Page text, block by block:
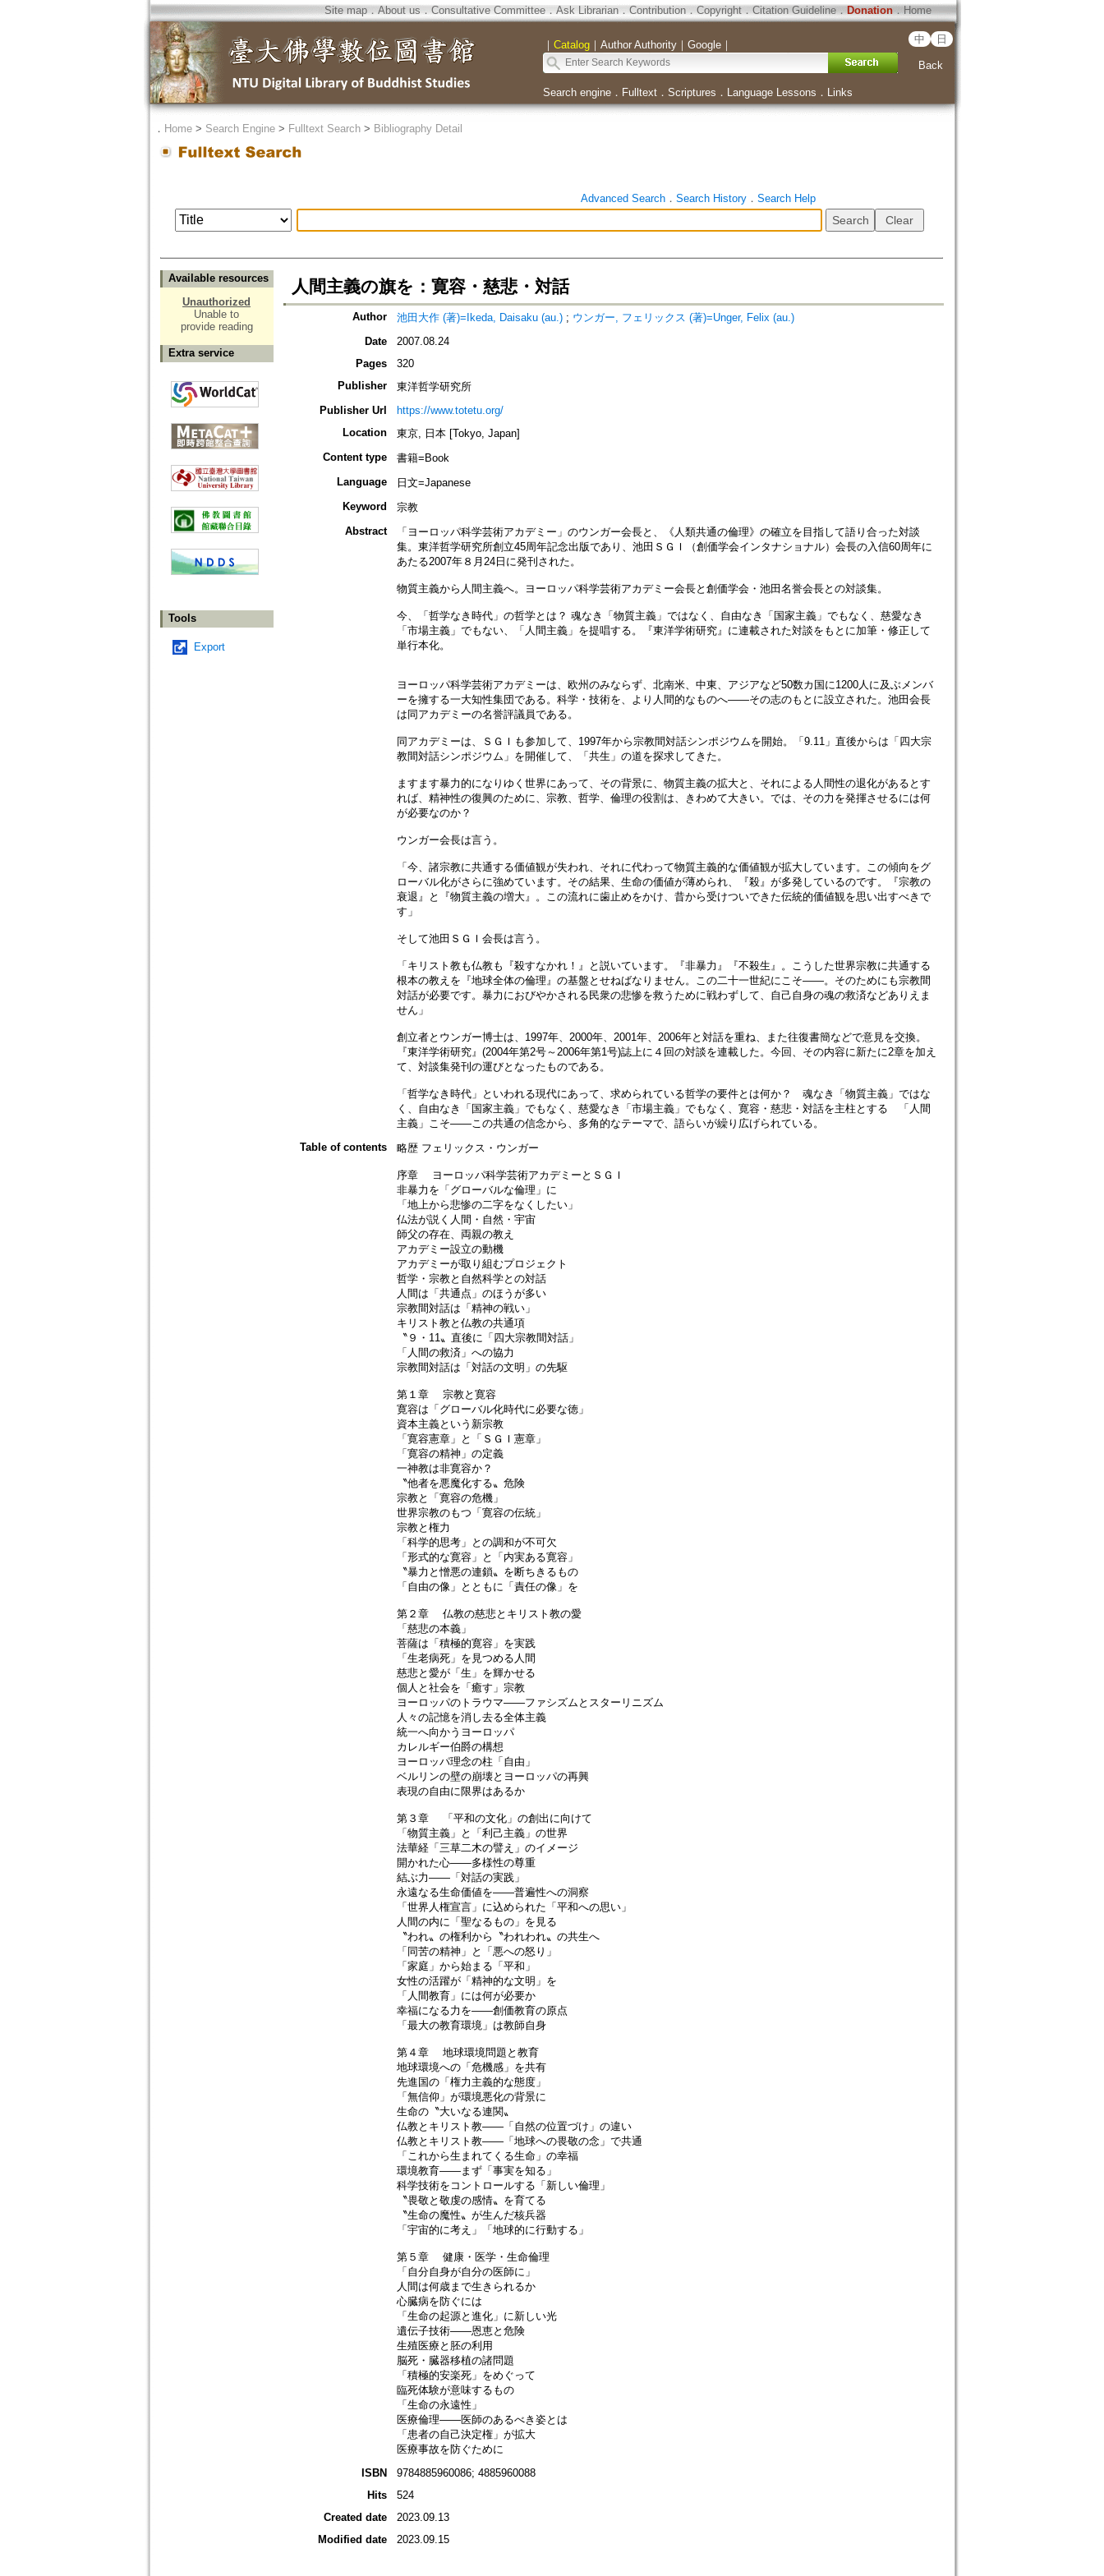
Site map．About us ． Consultative Committee． Ask Librarian． Contribution．Copyright．Citation Guideline． Donation．Home
｜ Catalog｜ Author Authority｜ Google｜ 中 日
Back
Search engine． Fulltext． Scriptures ． Language Lessons ． Links
． Home> Search Engine> Fulltext Search> Bibliography Detail
Advanced Search． Search History． Search Help
Available resources
Unauthorized
Unable to
provide reading
Extra service
Tools
Export
人間主義の旗を：寛容・慈悲・対話
Author 池田大作 (著)=Ikeda, Daisaku (au.); ウンガー, フェリックス (著)=Unger, Felix (au.)
Date
2007.08.24
Pages
320
Publisher
東洋哲学研究所
Publisher Url
https://www.totetu.org/
Location
東京, 日本 [Tokyo, Japan]
Content type
書籍=Book
Language
日文=Japanese
Keyword
宗教
Abstract
「ヨーロッパ科学芸術アカデミー」のウンガー会長と、《人類共通の倫理》の確立を目指して語り合った対談
集。東洋哲学研究所創立45周年記念出版であり、池田ＳＧＩ（創価学会インタナショナル）会長の入信60周年に
あたる2007年８月24日に発刊された。
物質主義から人間主義へ。ヨーロッパ科学芸術アカデミー会長と創価学会・池田名誉会長との対談集。
今、「哲学なき時代」の哲学とは？ 魂なき「物質主義」ではなく、自由なき「国家主義」でもなく、慈愛なき
「市場主義」でもない、「人間主義」を提唱する。『東洋学術研究』に連載された対談をもとに加筆・修正して
単行本化。
ヨーロッパ科学芸術アカデミーは、欧州のみならず、北南米、中東、アジアなど50数カ国に1200人に及ぶメンバ
ーを擁する一大知性集団である。科学・技術を、より人間的なものへ――その志のもとに設立された。池田会長
は同アカデミーの名誉評議員である。
同アカデミーは、ＳＧＩも参加して、1997年から宗教間対話シンポジウムを開始。「9.11」直後からは「四大宗
教間対話シンポジウム」を開催して、「共生」の道を探求してきた。
ますます暴力的になりゆく世界にあって、その背景に、物質主義の拡大と、それによる人間性の退化があるとす
れば、精神性の復興のために、宗教、哲学、倫理の役割は、きわめて大きい。では、その力を発揮させるには何
が必要なのか？
ウンガー会長は言う。
「今、諸宗教に共通する価値観が失われ、それに代わって物質主義的な価値観が拡大しています。この傾向をグ
ローバル化がさらに強めています。その結果、生命の価値が薄められ、『殺』が多発しているのです。『宗教の
衰退』と『物質主義の増大』。この流れに歯止めをかけ、昔から受けついできた伝統的価値観を思い出すべきで
す」
そして池田ＳＧＩ会長は言う。
「キリスト教も仏教も『殺すなかれ！』と説いています。『非暴力』『不殺生』。こうした世界宗教に共通する
根本の教えを『地球全体の倫理』の基盤とせねばなりません。この二十一世紀にこそ――。そのためにも宗教間
対話が必要です。暴力におびやかされる民衆の悲惨を救うために戦わずして、自己自身の魂の救済などありえま
せん」
創立者とウンガー博士は、1997年、2000年、2001年、2006年と対話を重ね、また往復書簡などで意見を交換。
『東洋学術研究』(2004年第2号～2006年第1号)誌上に４回の対談を連載した。今回、その内容に新たに2章を加え
て、対談集発刊の運びとなったものである。
「哲学なき時代」といわれる現代にあって、求められている哲学の要件とは何か？ 魂なき「物質主義」ではな
く、自由なき「国家主義」でもなく、慈愛なき「市場主義」でもなく、寛容・慈悲・対話を主柱とする 「人間
主義」こそ――この共通の信念から、多角的なテーマで、語らいが繰り広げられている。
Table of contents
略歴 フェリックス・ウンガー
序章 ヨーロッパ科学芸術アカデミーとＳＧＩ
非暴力を「グローバルな倫理」に
「地上から悲惨の二字をなくしたい」
仏法が説く人間・自然・宇宙
師父の存在、両親の教え
アカデミー設立の動機
アカデミーが取り組むプロジェクト
哲学・宗教と自然科学との対話
人間は「共通点」のほうが多い
宗教間対話は「精神の戦い」
キリスト教と仏教の共通項
〝９・11〟直後に「四大宗教間対話」
「人間の救済」への協力
宗教間対話は「対話の文明」の先駆
第１章 宗教と寛容
寛容は「グローバル化時代に必要な徳」
資本主義という新宗教
「寛容憲章」と「ＳＧＩ憲章」
「寛容の精神」の定義
一神教は非寛容か？
〝他者を悪魔化する〟危険
宗教と「寛容の危機」
世界宗教のもつ「寛容の伝統」
宗教と権力
「科学的思考」との調和が不可欠
「形式的な寛容」と「内実ある寛容」
〝暴力と憎悪の連鎖〟を断ちきるもの
「自由の像」とともに「責任の像」を
第２章 仏教の慈悲とキリスト教の愛
「慈悲の本義」
菩薩は「積極的寛容」を実践
「生老病死」を見つめる人間
慈悲と愛が「生」を輝かせる
個人と社会を「癒す」宗教
ヨーロッパのトラウマ――ファシズムとスターリニズム
人々の記憶を消し去る全体主義
統一へ向かうヨーロッパ
カレルギー伯爵の構想
ヨーロッパ理念の柱「自由」
ベルリンの壁の崩壊とヨーロッパの再興
表現の自由に限界はあるか
第３章 「平和の文化」の創出に向けて
「物質主義」と「利己主義」の世界
法華経「三草二木の譬え」のイメージ
開かれた心――多様性の尊重
結ぶ力――「対話の実践」
永遠なる生命価値を――普遍性への洞察
「世界人権宣言」に込められた「平和への思い」
人間の内に「聖なるもの」を見る
〝われ〟の権利から〝われわれ〟の共生へ
「同苦の精神」と「悪への怒り」
「家庭」から始まる「平和」
女性の活躍が「精神的な文明」を
「人間教育」には何が必要か
幸福になる力を――創価教育の原点
「最大の教育環境」は教師自身
第４章 地球環境問題と教育
地球環境への「危機感」を共有
先進国の「権力主義的な態度」
「無信仰」が環境悪化の背景に
生命の〝大いなる連関〟
仏教とキリスト教――「自然の位置づけ」の違い
仏教とキリスト教――「地球への畏敬の念」で共通
「これから生まれてくる生命」の幸福
環境教育――まず「事実を知る」
科学技術をコントロールする「新しい倫理」
〝畏敬と敬虔の感情〟を育てる
〝生命の魔性〟が生んだ核兵器
「宇宙的に考え」「地球的に行動する」
第５章 健康・医学・生命倫理
「自分自身が自分の医師に」
人間は何歳まで生きられるか
心臓病を防ぐには
「生命の起源と進化」に新しい光
遺伝子技術――恩恵と危険
生殖医療と胚の利用
脳死・臓器移植の諸問題
「積極的安楽死」をめぐって
臨死体験が意味するもの
「生命の永遠性」
医療倫理――医師のあるべき姿とは
「患者の自己決定権」が拡大
医療事故を防ぐために
ISBN
9784885960086; 4885960088
Hits
524
Created date
2023.09.13
Modified date
2023.09.15